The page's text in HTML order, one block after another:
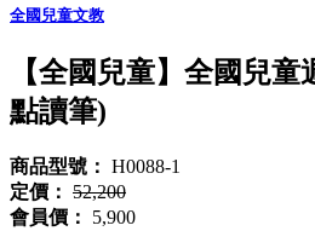
全國兒童文教
【全國兒童】全國兒
點讀筆)
商品型號： H0088-1
定價： 52,200
會員價：
5,900